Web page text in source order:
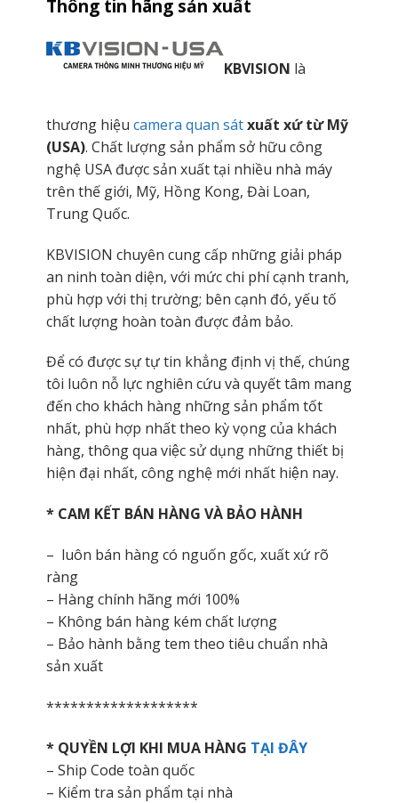
Thông tin hãng sản xuất
KBVISION là
thương hiệu camera quan sátxuất xứ từ Mỹ
(USA). Chất lượng sản phẩm sở hữu công
nghệ USA được sản xuất tại nhiều nhà máy
trên thế giới, Mỹ, Hồng Kong, Đài Loan,
Trung Quốc.
KBVISION chuyên cung cấp những giải pháp
an ninh toàn diện, với mức chi phí cạnh tranh,
phù hợp với thị trường; bên cạnh đó, yếu tố
chất lượng hoàn toàn được đảm bảo.
Để có được sự tự tin khẳng định vị thế, chúng
tôi luôn nỗ lực nghiên cứu và quyết tâm mang
đến cho khách hàng những sản phẩm tốt
nhất, phù hợp nhất theo kỳ vọng của khách
hàng, thông qua việc sử dụng những thiết bị
hiện đại nhất, công nghệ mới nhất hiện nay.
* CAM KẾT BÁN HÀNG VÀ BẢO HÀNH
– luôn bán hàng có nguốn gốc, xuất xứ rõ
ràng
– Hàng chính hãng mới 100%
– Không bán hàng kém chất lượng
– Bảo hành bằng tem theo tiêu chuẩn nhà
sản xuất
*******************
* QUYỀN LỢI KHI MUA HÀNG TẠI ĐÂY
– Ship Code toàn quốc
– Kiểm tra sản phẩm tại nhà